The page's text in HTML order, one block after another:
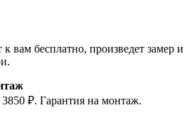
вам бесплатно, произведет замер и
₽. Гарантия на монтаж.